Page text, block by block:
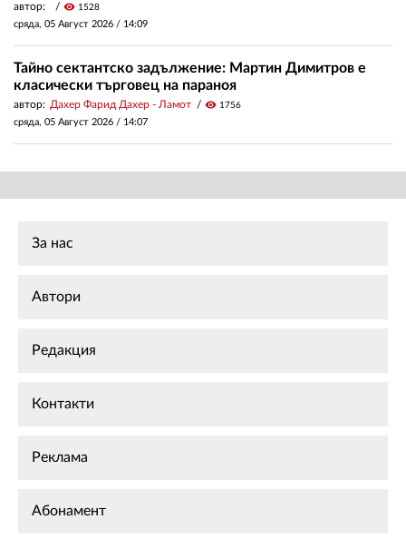
автор: visibility 1528
сряда, 05 Август 2026 / 14:09
Тайно сектантско задължение: Мартин Димитров е
класически търговец на параноя
автор: Дахер Фарид Дахер - Ламот visibility 1756
сряда, 05 Август 2026 / 14:07
За нас
Автори
Редакция
Контакти
Реклама
Абонамент